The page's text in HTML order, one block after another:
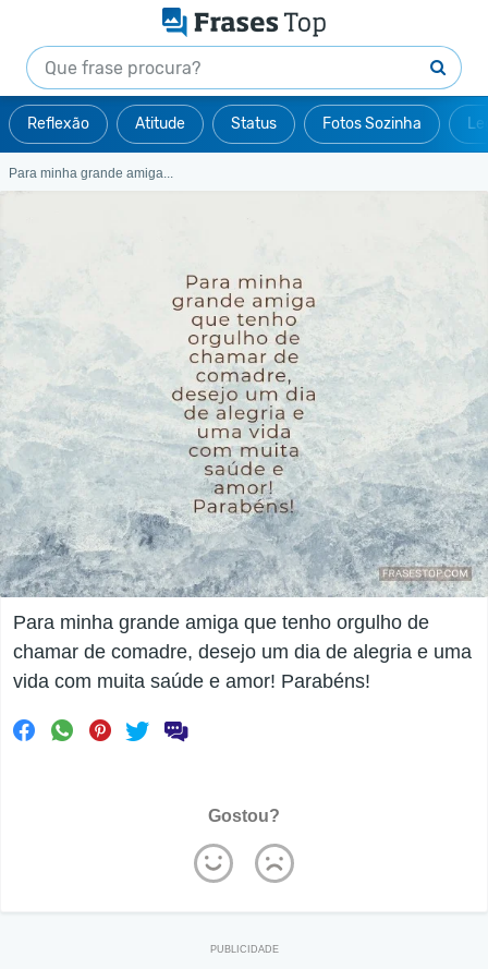
Reflexão Atitude Status Fotos Sozinha
Para minha grande amiga...
Para minha grande amiga que tenho orgulho de
chamar de comadre, desejo um dia de alegria e uma
vida com muita saúde e amor! Parabéns!
Gostou?